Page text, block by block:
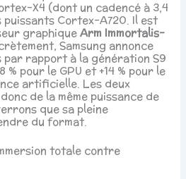
X4 (dont un cadencé à 3,4
Cortex-A720. Il est
graphiqueArm Immortalis-
Samsung annonce
rapport à la génération S9
% pour le GPU et +14 % pour le
artificielle. Les deux
de la même puissance de
que sa pleine
du format.
totale contre